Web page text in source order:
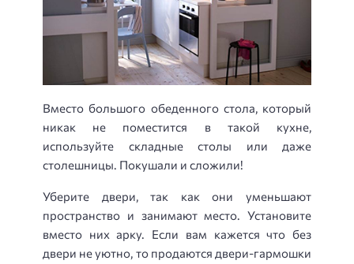
Вместо большого обеденного стола, который
никак не поместится в такой кухне,
используйте складные столы или даже
столешницы. Покушали и сложили!
Уберите двери, так как они уменьшают
пространство и занимают место. Установите
вместо них арку. Если вам кажется что без
двери не уютно, то продаются двери-гармошки